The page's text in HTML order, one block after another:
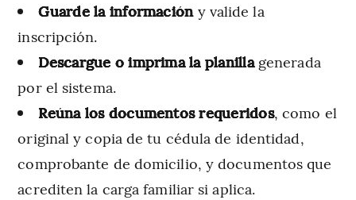
Guarde la informacióny valide la
inscripción.
Descargue o imprima la planillagenerada
por el sistema.
Reúna los documentos requeridos, como el
original y copia de tu cédula de identidad,
comprobante de domicilio, y documentos que
acrediten la carga familiar si aplica.